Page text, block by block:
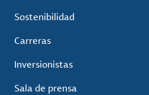
Sostenibilidad
Carreras
Inversionistas
Sala de prensa